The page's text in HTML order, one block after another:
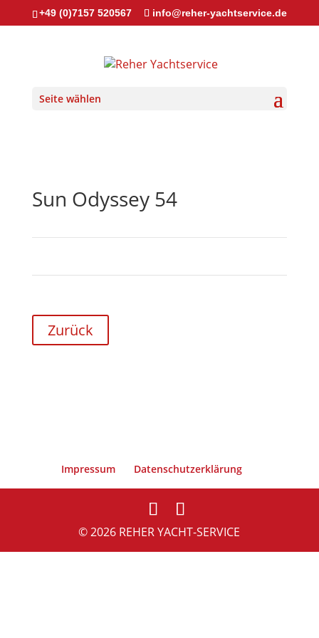
+49 (0)7157 520567 info@reher-yachtservice.de
Seite wählen
Sun Odyssey 54
Zurück
Impressum Datenschutzerklärung
© 2026 REHER YACHT-SERVICE